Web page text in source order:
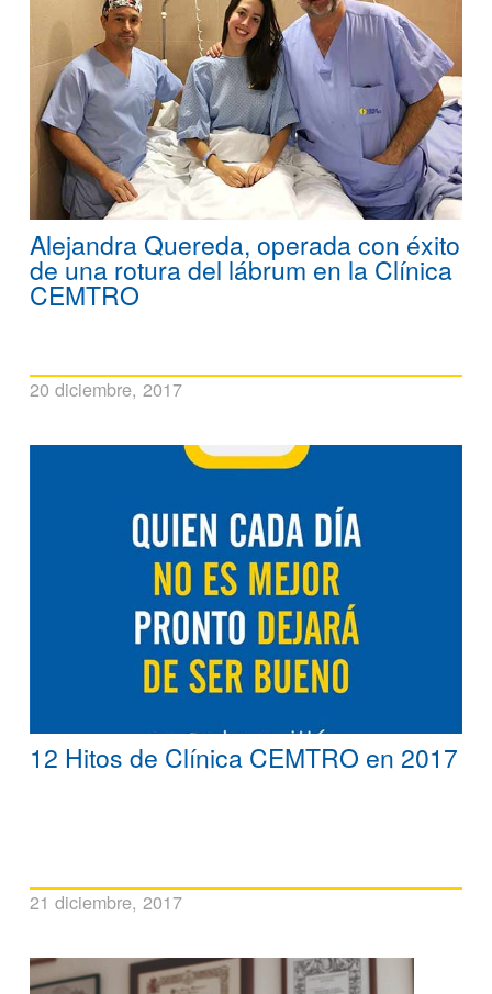
Alejandra Quereda, operada con éxito
de una rotura del lábrum en la Clínica
CEMTRO
20 diciembre, 2017
12 Hitos de Clínica CEMTRO en 2017
21 diciembre, 2017